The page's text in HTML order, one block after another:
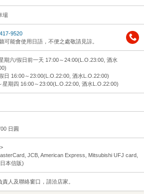
場
9520
可能會使用日語，不便之處敬請見諒。
期六/假日前一天 17:00～24:00(L.O.23:00, 酒水
日 16:00～23:00(L.O.22:00, 酒水L.O.22:00)
星期四 16:00～23:00(L.O.22:00, 酒水L.O.22:00)
日圓
JCB, American Express, Mitsubishi UFJ card,
本信販)
人及聯絡窗口，請洽店家。